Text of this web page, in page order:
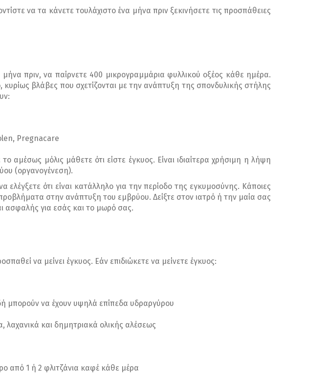
να τα κάνετε τουλάχιστο ένα μήνα πριν ξεκινήσετε τις προσπάθειες
πριν, να παίρνετε 400 μικρογραμμάρια φυλλικού οξέος κάθε ημέρα.
βλάβες που σχετίζονται με την ανάπτυξη της σπονδυλικής στήλης
Pregnacare
αμέσως μόλις μάθετε ότι είστε έγκυος. Είναι ιδιαίτερα χρήσιμη η λήψη
(οργανογένεση).
ότι είναι κατάλληλο για την περίοδο της εγκυμοσύνης. Κάποιες
στην ανάπτυξη του εμβρύου. Δείξτε στον ιατρό ή την μαία σας
ασφαλής για εσάς και το μωρό σας.
να μείνει έγκυος. Εάν επιδιώκετε να μείνετε έγκυος:
μπορούν να έχουν υψηλά επίπεδα υδραργύρου
και δημητριακά ολικής αλέσεως
από 1 ή 2 φλιτζάνια καφέ κάθε μέρα